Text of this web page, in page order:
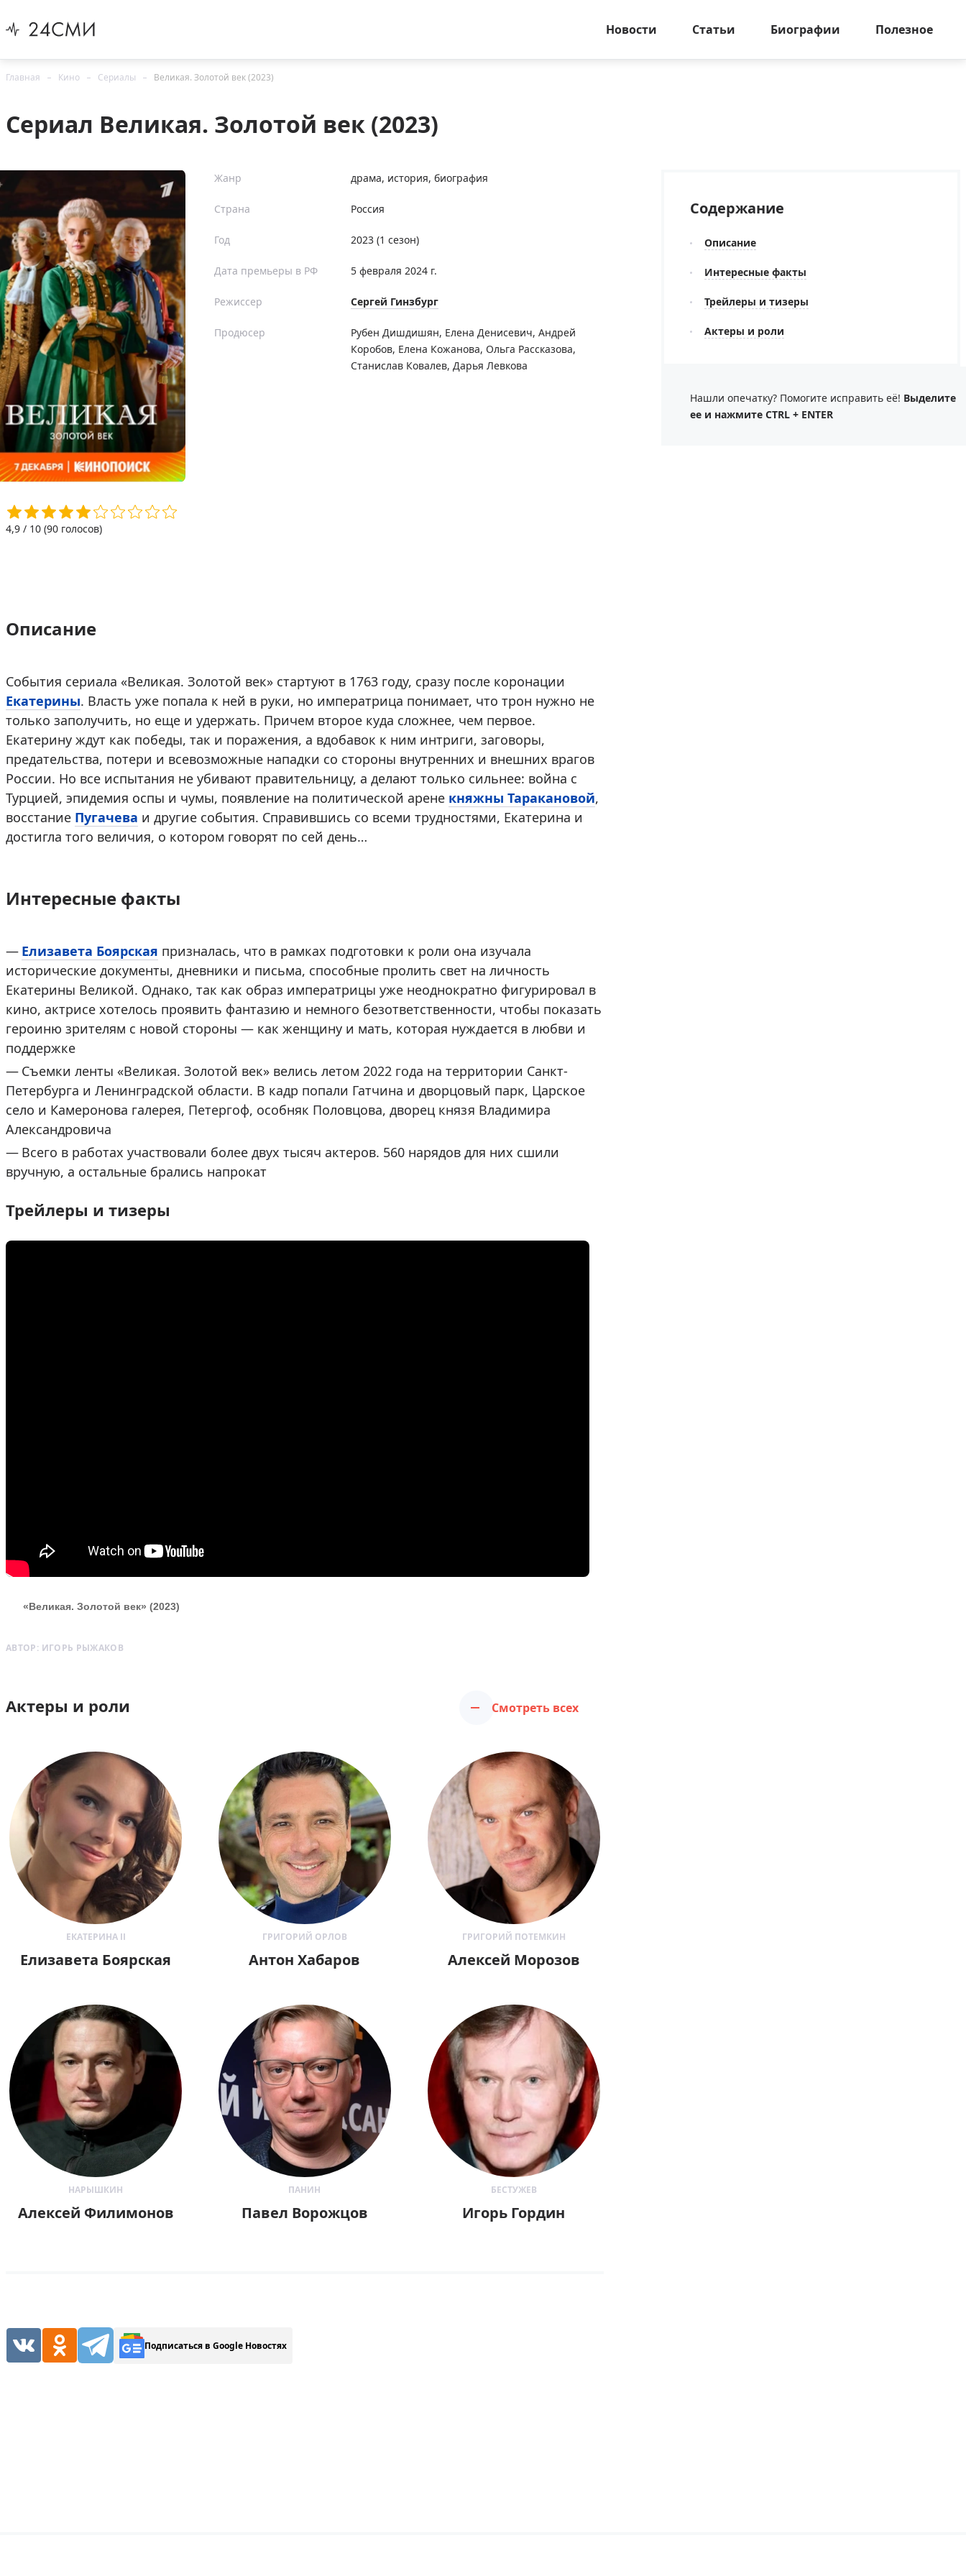
Новости Статьи Биографии Полезное
Главная Кино Сериалы Великая. Золотой век (2023)
Сериал Великая. Золотой век (2023)
4,9 / 10 (90 голосов)
Жанр драма, история, биография
Страна Россия
Год 2023 (1 сезон)
Дата премьеры в РФ 5 февраля 2024 г.
Режиссер Сергей Гинзбург
Продюсер Рубен Дишдишян, Елена Денисевич, Андрей
Коробов, Елена Кожанова, Ольга Рассказова,
Станислав Ковалев, Дарья Левкова
Описание
События сериала «Великая. Золотой век» стартуют в 1763 году, сразу после коронации
Екатерины. Власть уже попала к ней в руки, но императрица понимает, что трон нужно не
только заполучить, но еще и удержать. Причем второе куда сложнее, чем первое.
Екатерину ждут как победы, так и поражения, а вдобавок к ним интриги, заговоры,
предательства, потери и всевозможные нападки со стороны внутренних и внешних врагов
России. Но все испытания не убивают правительницу, а делают только сильнее: война с
Турцией, эпидемия оспы и чумы, появление на политической арене княжны Таракановой,
восстание Пугачева и другие события. Справившись со всеми трудностями, Екатерина и
достигла того величия, о котором говорят по сей день…
Интересные факты
Елизавета Боярская призналась, что в рамках подготовки к роли она изучала
исторические документы, дневники и письма, способные пролить свет на личность
Екатерины Великой. Однако, так как образ императрицы уже неоднократно фигурировал в
кино, актрисе хотелось проявить фантазию и немного безответственности, чтобы показать
героиню зрителям с новой стороны — как женщину и мать, которая нуждается в любви и
поддержке
Съемки ленты «Великая. Золотой век» велись летом 2022 года на территории Санкт-
Петербурга и Ленинградской области. В кадр попали Гатчина и дворцовый парк, Царское
село и Камеронова галерея, Петергоф, особняк Половцова, дворец князя Владимира
Александровича
Всего в работах участвовали более двух тысяч актеров. 560 нарядов для них сшили
вручную, а остальные брались напрокат
Трейлеры и тизеры
«Великая. Золотой век» (2023)
АВТОР: ИГОРЬ РЫЖАКОВ
Актеры и роли Смотреть всех
ЕКАТЕРИНА II
Елизавета Боярская
ГРИГОРИЙ ОРЛОВ
Антон Хабаров
ГРИГОРИЙ ПОТЕМКИН
Алексей Морозов
НАРЫШКИН
Алексей Филимонов
ПАНИН
Павел Ворожцов
БЕСТУЖЕВ
Игорь Гордин
Подписаться в Google Новостях
Содержание
Описание
Интересные факты
Трейлеры и тизеры
Актеры и роли
Нашли опечатку? Помогите исправить её! Выделите
ее и нажмите CTRL + ENTER